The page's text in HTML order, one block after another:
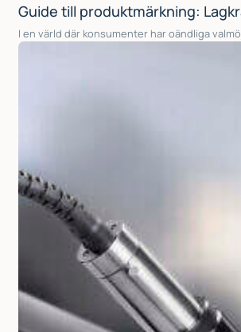
Guide till produktmärkning:
I en värld där konsumenter har oändliga